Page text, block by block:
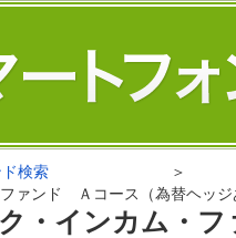
検索
＞
ァンド Ａコース（為替ヘッジ
・インカム・